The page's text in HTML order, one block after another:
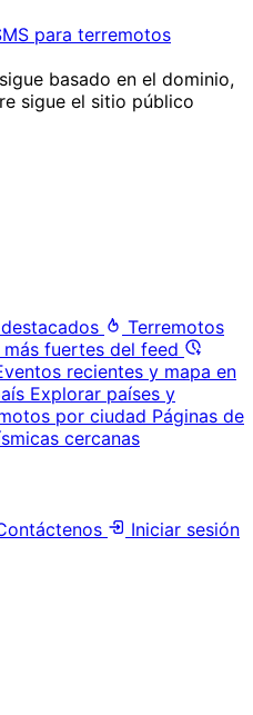
para terremotos
basado en el dominio,
sigue el sitio público
Terremotos
fuertes del feed
recientes y mapa en
Explorar países y
por ciudad Páginas de
cercanas
Iniciar sesión